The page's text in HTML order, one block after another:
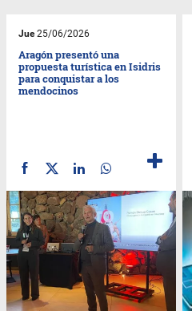
Jue25/06/2026
Aragón presentó una
propuesta turística en Isidris
para conquistar a los
mendocinos